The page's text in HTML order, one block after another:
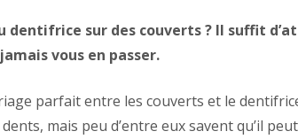
dentifrice sur des couverts ? Il suffit
vous en passer.
parfait entre les couverts et le
mais peu d’entre eux savent qu’il